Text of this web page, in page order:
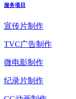
服务项目
宣传片制作
TVC广告制作
微电影制作
纪录片制作